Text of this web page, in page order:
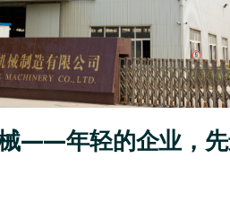
——年轻的企业，